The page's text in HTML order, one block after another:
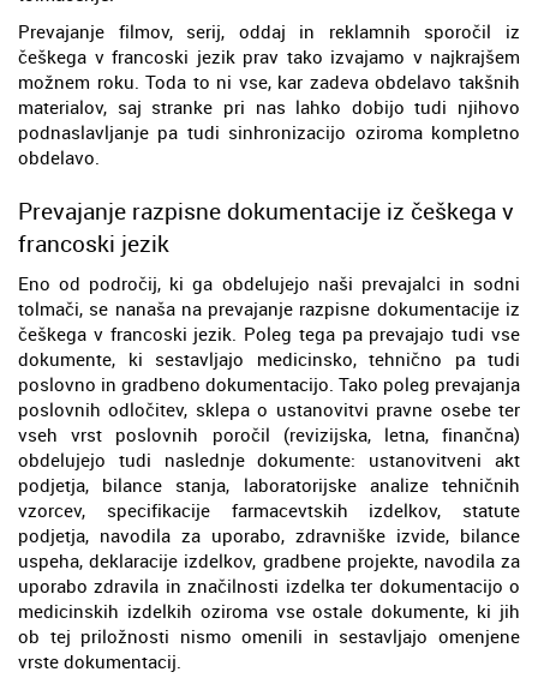
Prevajanje filmov, serij, oddaj in reklamnih sporočil iz
češkega v francoski jezik prav tako izvajamo v najkrajšem
možnem roku. Toda to ni vse, kar zadeva obdelavo takšnih
materialov, saj stranke pri nas lahko dobijo tudi njihovo
podnaslavljanje pa tudi sinhronizacijo oziroma kompletno
obdelavo.
Prevajanje razpisne dokumentacije iz češkega v
francoski jezik
Eno od področij, ki ga obdelujejo naši prevajalci in sodni
tolmači, se nanaša na prevajanje razpisne dokumentacije iz
češkega v francoski jezik. Poleg tega pa prevajajo tudi vse
dokumente, ki sestavljajo medicinsko, tehnično pa tudi
poslovno in gradbeno dokumentacijo. Tako poleg prevajanja
poslovnih odločitev, sklepa o ustanovitvi pravne osebe ter
vseh vrst poslovnih poročil (revizijska, letna, finančna)
obdelujejo tudi naslednje dokumente: ustanovitveni akt
podjetja, bilance stanja, laboratorijske analize tehničnih
vzorcev, specifikacije farmacevtskih izdelkov, statute
podjetja, navodila za uporabo, zdravniške izvide, bilance
uspeha, deklaracije izdelkov, gradbene projekte, navodila za
uporabo zdravila in značilnosti izdelka ter dokumentacijo o
medicinskih izdelkih oziroma vse ostale dokumente, ki jih
ob tej priložnosti nismo omenili in sestavljajo omenjene
vrste dokumentacij.